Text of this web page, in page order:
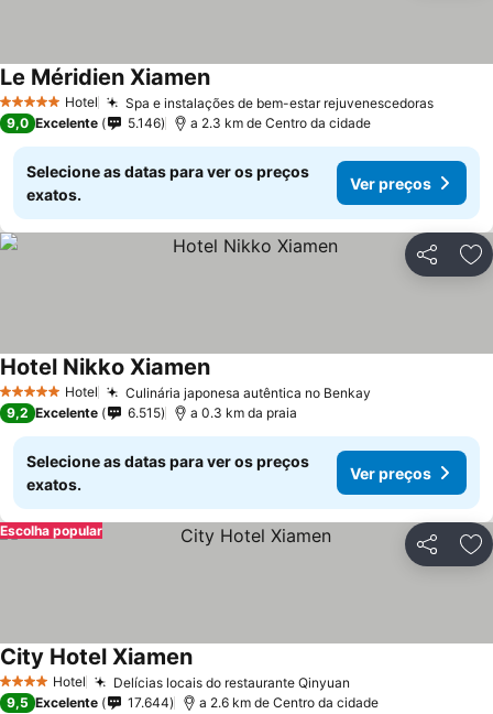
5 Estrelas Hotel Spa e instalações de bem-estar rejuvenescedoras
Le Méridien Xiamen
9,0 Excelente 5.146 a 2.3 km de Centro da cidade
Selecione as datas para ver os preços
exatos.
Ver preços
Partilhar
5 Estrelas Hotel Culinária japonesa autêntica no Benkay
Hotel Nikko Xiamen
9,2 Excelente 6.515 a 0.3 km da praia
Selecione as datas para ver os preços
exatos.
Ver preços
Partilhar
Escolha popular
4 EstrelasHotel Delícias locais do restaurante Qinyuan
City Hotel Xiamen
9,5 Excelente 17.644 a 2.6 km de Centro da cidade